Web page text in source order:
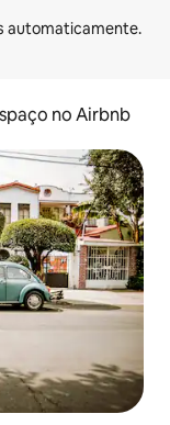
no Airbnb